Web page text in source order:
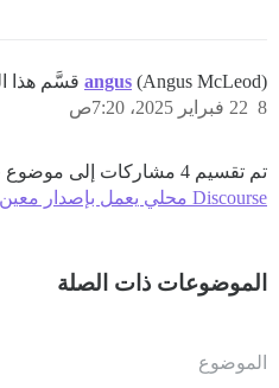
angus (Angus McLeod) قسَّم هذا الموضوع في
22 فبراير 2025، 7:20ص 8
تم تقسيم 4 مشاركات إلى موضوع جديد:
Discourse محلي يعمل بإصدار معين
الموضوعات ذات الصلة
الموضوع